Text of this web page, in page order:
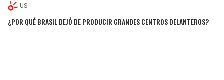
US
¿POR QUÉ BRASIL DEJÓ DE PRODUCIR GRANDES CENTROS DELANTEROS?